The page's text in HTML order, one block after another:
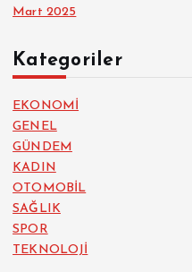
Mart 2025
Kategoriler
EKONOMİ
GENEL
GÜNDEM
KADIN
OTOMOBİL
SAĞLIK
SPOR
TEKNOLOJİ